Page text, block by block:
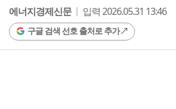
에너지경제신문
입력 2026.05.31 13:46
구글 검색 선호 출처로 추가